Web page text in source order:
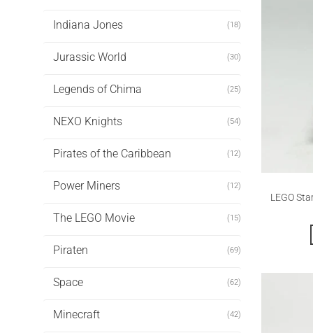
Indiana Jones (18)
Jurassic World (30)
Legends of Chima (25)
NEXO Knights (54)
Pirates of the Caribbean (12)
Power Miners (12)
The LEGO Movie (15)
Piraten (69)
Space (62)
Minecraft (42)
LEGO